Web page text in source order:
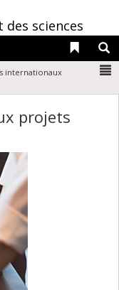
des sciences
Liens
internationaux
projets